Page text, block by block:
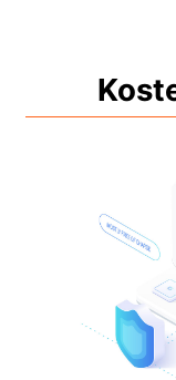
Grondstoffen
Handelsplatform
Kosten en toeslagen
Markttools
AFA-sponsoring
Onze
Neem contact met